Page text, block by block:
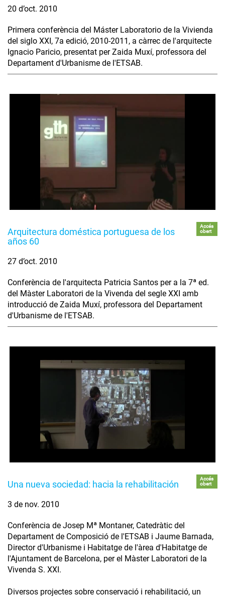
20 d’oct. 2010
Primera conferència del Máster Laboratorio de la Vivienda
del siglo XXI, 7a edició, 2010-2011, a càrrec de l'arquitecte
Ignacio Paricio, presentat per Zaida Muxí, professora del
Departament d'Urbanisme de l'ETSAB.
Arquitectura doméstica portuguesa de los
años 60
Accés
obert
27 d’oct. 2010
Conferència de l'arquitecta Patricia Santos per a la 7ª ed.
del Màster Laboratori de la Vivenda del segle XXI amb
introducció de Zaida Muxí, professora del Departament
d'Urbanisme de l'ETSAB.
Una nueva sociedad: hacia la rehabilitación
Accés
obert
3 de nov. 2010
Conferència de Josep Mª Montaner, Catedràtic del
Departament de Composició de l'ETSAB i Jaume Barnada,
Director d'Urbanisme i Habitatge de l'àrea d'Habitatge de
l'Ajuntament de Barcelona, per el Màster Laboratori de la
Vivenda S. XXI.
Diversos projectes sobre conservació i rehabilitació, un